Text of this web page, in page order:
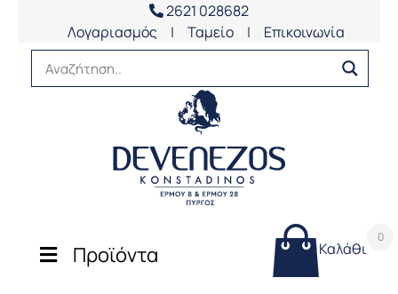
2621 028682
Λογαριασμός
| Ταμείο | Επικοινωνία
Καλάθι
0
Προϊόντα